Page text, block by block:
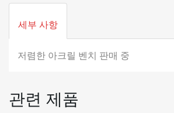
세부 사항
저렴한 아크릴 벤치 판매 중
관련 제품